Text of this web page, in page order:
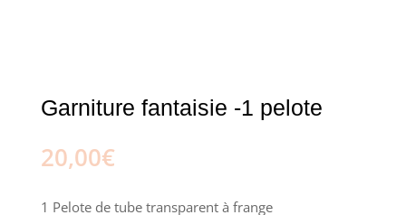
Garniture fantaisie -1 pelote
20,00€
1 Pelote de tube transparent à frange